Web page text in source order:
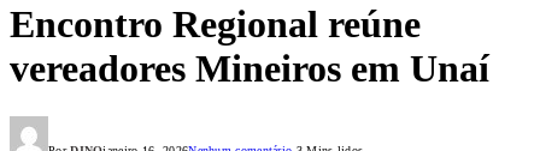
Encontro Regional reúne
vereadores Mineiros em Unaí